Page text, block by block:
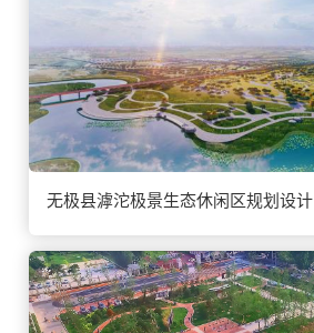
无极县滹沱极景生态休闲区规划设计